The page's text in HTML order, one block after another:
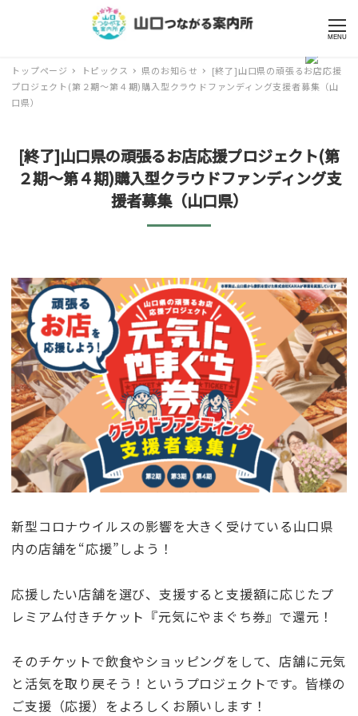
MENU
トップページ トピックス 県のお知らせ
[終了]山口県の頑張るお店応援
プロジェクト(第２期～第４期)購入型クラウドファンディング支援者募集（山
口県）
[終了]山口県の頑張るお店応援プロジェクト(第
２期～第４期)購入型クラウドファンディング支
援者募集（山口県）
新型コロナウイルスの影響を大きく受けている山口県
内の店舗を“応援”しよう！
応援したい店舗を選び、支援すると支援額に応じたプ
レミアム付きチケット『元気にやまぐち券』で還元！
そのチケットで飲食やショッピングをして、店舗に元気
と活気を取り戻そう！というプロジェクトです。皆様の
ご支援（応援）をよろしくお願いします！